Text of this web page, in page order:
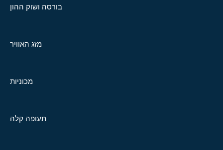
בורסה ושוק ההון
מזג האוויר
מכוניות
תעופה קלה